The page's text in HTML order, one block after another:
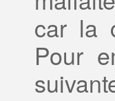
car la
Pour